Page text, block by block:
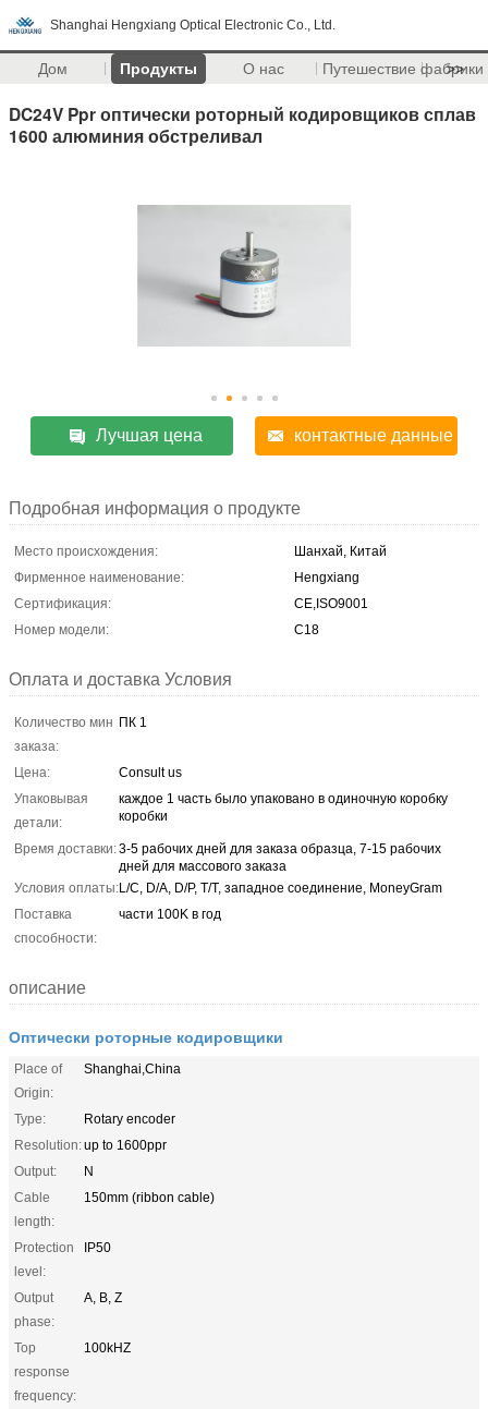
Shanghai Hengxiang Optical Electronic Co., Ltd.
Дом Продукты О нас Путешествие фабрики
>>
DC24V Ppr оптически роторный кодировщиков сплав
1600 алюминия обстреливал
Лучшая цена контактные данные
Подробная информация о продукте
Место происхождения:
Шанхай, Китай
Фирменное наименование:
Hengxiang
Сертификация:
CE,ISO9001
Номер модели:
С18
Оплата и доставка Условия
Количество мин
заказа:
ПК 1
Цена:
Consult us
Упаковывая
детали:
каждое 1 часть было упаковано в одиночную коробку
коробки
Время доставки:3-5 рабочих дней для заказа образца, 7-15 рабочих
дней для массового заказа
Условия оплаты:L/C, D/A, D/P, T/T, западное соединение, MoneyGram
Поставка
способности:
части 100K в год
описание
Оптически роторные кодировщики
Place of
Origin:
Shanghai,China
Type:
Rotary encoder
Resolution:up to 1600ppr
Output:
N
Cable
length:
150mm (ribbon cable)
Protection
level:
IP50
Output
phase:
A, B, Z
Top
response
frequency:
100kHZ